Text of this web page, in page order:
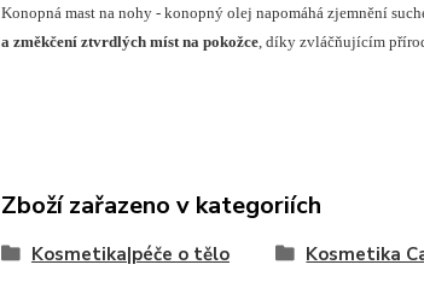
Konopná mast na nohy - konopný olej napomáhá zjemnění
a změkčení ztvrdlých míst na pokožce, díky zvláčňujícím
Zboží zařazeno v kategoriích
Kosmetika|péče o tělo Kosmetika